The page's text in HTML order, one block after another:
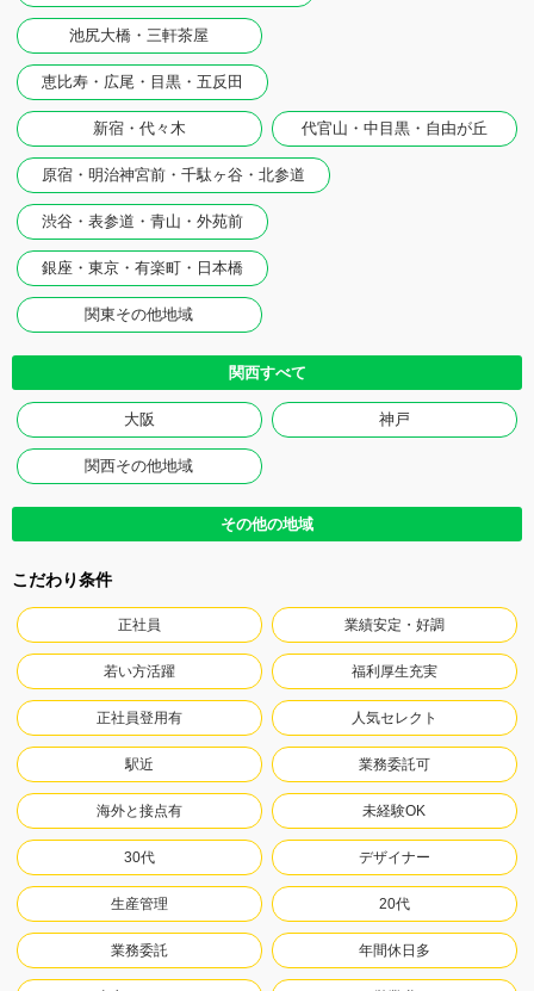
池尻大橋・三軒茶屋
恵比寿・広尾・目黒・五反田
新宿・代々木 代官山・中目黒・自由が丘
原宿・明治神宮前・千駄ヶ谷・北参道
渋谷・表参道・青山・外苑前
銀座・東京・有楽町・日本橋
関東その他地域
関西すべて
大阪 神戸
関西その他地域
その他の地域
こだわり条件
正社員 業績安定・好調
若い方活躍 福利厚生充実
正社員登用有 人気セレクト
駅近 業務委託可
海外と接点有 未経験OK
30代 デザイナー
生産管理 20代
業務委託 年間休日多